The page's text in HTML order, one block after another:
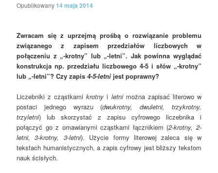
Opublikowany14 maja 2014
Zwracam się z uprzejmą prośbą o rozwiązanie problemu
związanego z zapisem przedziałów liczbowych w
połączeniu z „-krotny” lub „-letni”. Jak powinna wyglądać
konstrukcja np. przedziału liczbowego 4-5 i słów „-krotny”
lub „-letni”? Czy zapis4-5-letni jest poprawny?
Liczebniki z cząstkamikrotny i letnimożna zapisać literowo w
postaci jednego wyrazu (dwukrotny, dwuletni, trzykrotny,
trzyletni) lub skorzystać z zapisu cyfrowego liczebnika i
połączyć go z omawianymi cząstkami łącznikiem (2-krotny, 2-
letni, 3-krotny, 3-letni). Użycie formy literowej zaleca się w
tekstach humanistycznych, a zapis cyfrowy jest bliższy tekstom
nauk ścisłych.